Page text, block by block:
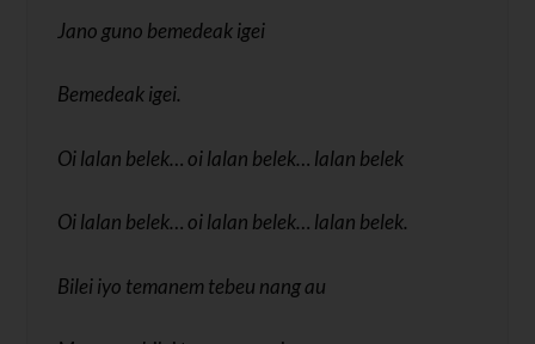
Jano guno bemedeak igei
Bemedeak igei.
Oi lalan belek… oi lalan belek… lalan belek
Oi lalan belek… oi lalan belek… lalan belek.
Bilei iyo temanem tebeu nang au